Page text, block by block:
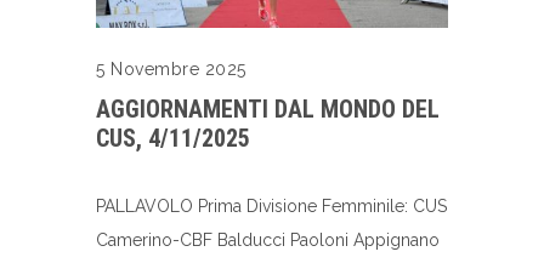
5 Novembre 2025
AGGIORNAMENTI DAL MONDO DEL
CUS, 4/11/2025
PALLAVOLO Prima Divisione Femminile: CUS
Camerino-CBF Balducci Paoloni Appignano